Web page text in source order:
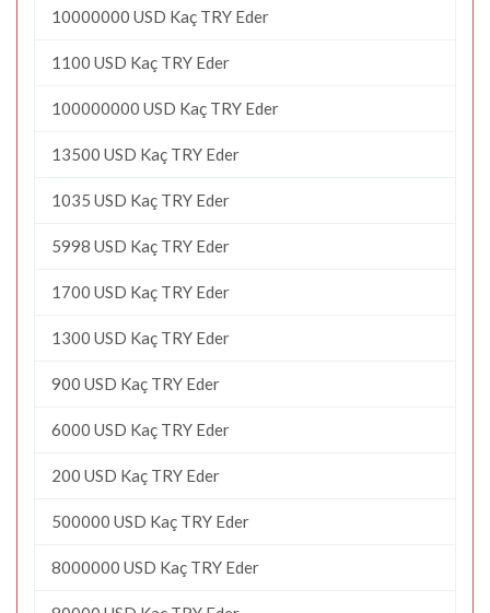
10000000 USD Kaç TRY Eder
1100 USD Kaç TRY Eder
100000000 USD Kaç TRY Eder
13500 USD Kaç TRY Eder
1035 USD Kaç TRY Eder
5998 USD Kaç TRY Eder
1700 USD Kaç TRY Eder
1300 USD Kaç TRY Eder
900 USD Kaç TRY Eder
6000 USD Kaç TRY Eder
200 USD Kaç TRY Eder
500000 USD Kaç TRY Eder
8000000 USD Kaç TRY Eder